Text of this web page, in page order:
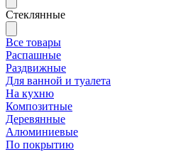
Стеклянные
Все товары
Распашные
Раздвижные
Для ванной и туалета
На кухню
Композитные
Деревянные
Алюминиевые
По покрытию